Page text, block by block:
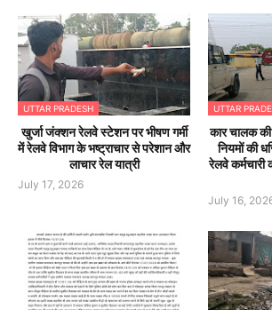
UTTAR PRADESH
खुर्जा जंक्शन रेलवे स्टेशन पर भीषण गर्मी
में रेलवे विभाग के भष्ट्राचार से परेशान और
लाचार रेल यात्री
July 17, 2026
UTTAR
कार चालक की
नियमों की
रेलवे कर्मचारी
July 16,